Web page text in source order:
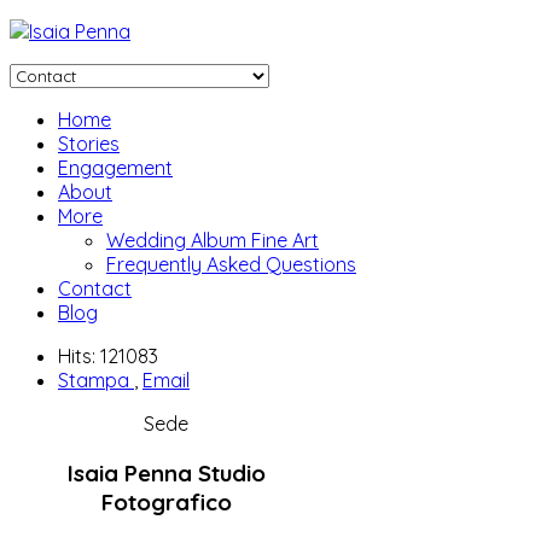
Home
Stories
Engagement
About
More
Wedding Album Fine Art
Frequently Asked Questions
Contact
Blog
Hits: 121083
Stampa , Email
Sede
Isaia Penna Studio
Fotografico